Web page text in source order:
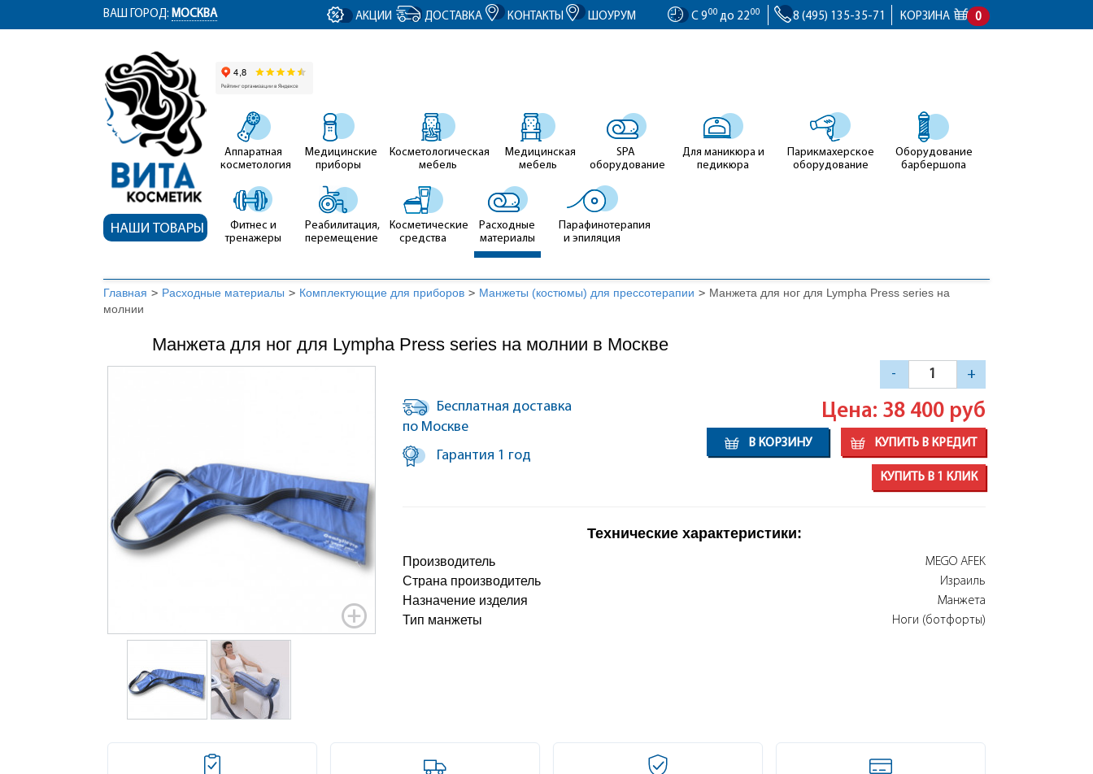
ym(12767704, 'getClientID', function(clientID) { document.getElementById('clientID').value = clientID; });
ВАШ ГОРОД: МОСКВА АКЦИИ ДОСТАВКА КОНТАКТЫ ШОУРУМ С 900 до 2200 8 (495) 135-35-71 КОРЗИНА 0
НАШИ ТОВАРЫ
Аппаратная
косметология
Медицинские
приборы
Косметологическая
мебель
Медицинская
мебель
SPA
оборудование
Для маникюра и
педикюра
Парикмахерское
оборудование
Оборудование
барбершопа
Фитнес и
тренажеры
Реабилитация,
перемещение
Косметические
средства
Расходные
материалы
Парафинотерапия
и эпиляция
Главная > Расходные материалы > Комплектующие для приборов > Манжеты (костюмы) для прессотерапии > Манжета для ног для Lympha Press series на
молнии
Манжета для ног для Lympha Press series на молнии в Москве
- +
Бесплатная доставка
по Москве
Гарантия 1 год
Цена: 38 400 руб
В КОРЗИНУ КУПИТЬ В КРЕДИТ
КУПИТЬ В 1 КЛИК
Технические характеристики:
Производитель MEGO AFEK
Страна производитель Израиль
Назначение изделия Манжета
Тип манжеты Ноги (ботфорты)